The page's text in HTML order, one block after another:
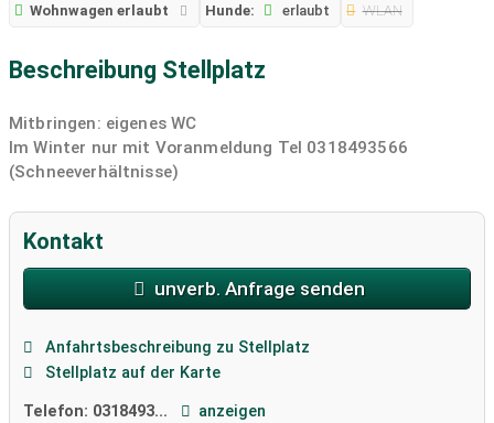
Wohnwagen erlaubt
Hunde: erlaubt WLAN
Beschreibung Stellplatz
Mitbringen: eigenes WC
Im Winter nur mit Voranmeldung Tel 0318493566
(Schneeverhältnisse)
Kontakt
unverb. Anfrage senden
Anfahrtsbeschreibung zu Stellplatz
Stellplatz auf der Karte
Telefon: 0318493... anzeigen